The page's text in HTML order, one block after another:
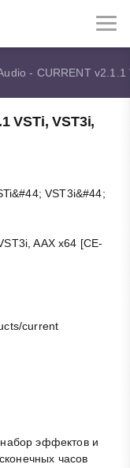
- CURRENT v2.1.1
VSTi, VST3i,
AAX x64 [CE-
current
эффектов и
часов